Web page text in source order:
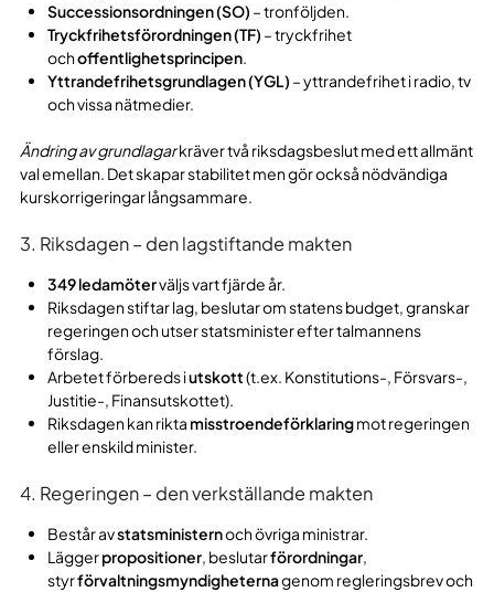
Successionsordningen (SO) – tronföljden.
Tryckfrihetsförordningen (TF) – tryckfrihet
ochoffentlighetsprincipen.
Yttrandefrihetsgrundlagen (YGL) – yttrandefrihet i radio, tv
och vissa nätmedier.
Ändring av grundlagarkräver två riksdagsbeslut med ett allmänt
val emellan. Det skapar stabilitet men gör också nödvändiga
kurskorrigeringar långsammare.
3. Riksdagen – den lagstiftande makten
349 ledamöterväljs vart fjärde år.
Riksdagen stiftar lag, beslutar om statens budget, granskar
regeringen och utser statsminister efter talmannens
förslag.
Arbetet förbereds iutskott(t.ex. Konstitutions-, Försvars-,
Justitie-, Finansutskottet).
Riksdagen kan rikta misstroendeförklaringmot regeringen
eller enskild minister.
4. Regeringen – den verkställande makten
Består avstatsministernoch övriga ministrar.
Läggerpropositioner, beslutarförordningar,
styrförvaltningsmyndigheternagenom regleringsbrev och